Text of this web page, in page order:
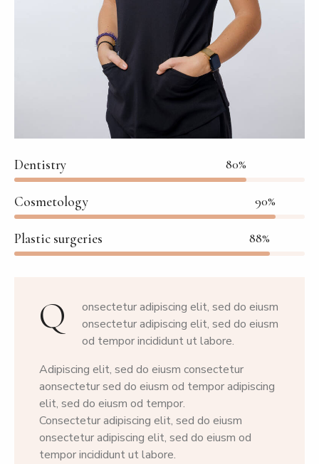
Dentistry 80%
Cosmetology 90%
Plastic surgeries 88%
Q
onsectetur adipiscing elit, sed do eiusm
onsectetur adipiscing elit, sed do eiusm
od tempor incididunt ut labore.
Adipiscing elit, sed do eiusm consectetur
aonsectetur sed do eiusm od tempor adipiscing
elit, sed do eiusm od tempor.
Consectetur adipiscing elit, sed do eiusm
onsectetur adipiscing elit, sed do eiusm od
tempor incididunt ut labore.